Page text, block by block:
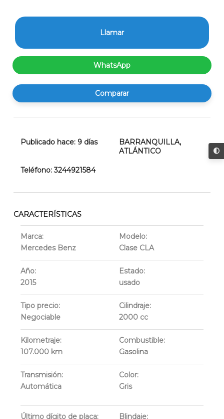
Llamar
WhatsApp
Comparar
Publicado hace:9días BARRANQUILLA,
ATLÁNTICO
Teléfono:3244921584
CARACTERÍSTICAS
Marca:
Mercedes Benz
Modelo:
Clase CLA
Año:
2015
Estado:
usado
Tipo precio:
Negociable
Cilindraje:
2000 cc
Kilometraje:
107.000 km
Combustible:
Gasolina
Transmisión:
Automática
Color:
Gris
Último dígito de placa: Blindaje: